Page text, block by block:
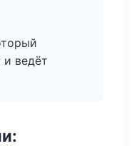
и ведёт